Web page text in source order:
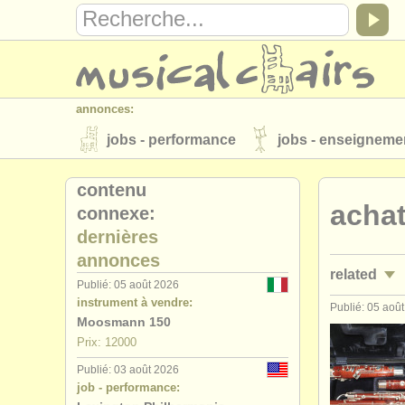
annonces:
jobs - performance jobs -
instruments à vendre instruments
annuaires:
orchestres et l'opéra
musicalchairs:
a propos de musicalchairs contactez
éditeurs:
ajouter votre annonce find out about
related
jobs -
stages/
degree
Publié: 05
contenu
connexe:
dernières
annonces
Publié: 05 août 2026
instrument à vendre:
Moosmann 150
Prix: 12000
Publié: 03 août 2026
job - performance: